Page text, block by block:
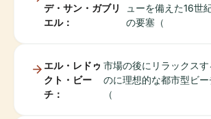
デ・サン・ガブリ
エル：
ューを備えた16世
の要塞（
エル・レドゥ
クト・ビー
チ：
市場の後にリラックス
のに理想的な都市型ビ
（